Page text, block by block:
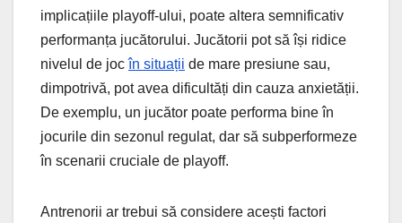
implicațiile playoff-ului, poate altera semnificativ
performanța jucătorului. Jucătorii pot să își ridice
nivelul de jocîn situații de mare presiune sau,
dimpotrivă, pot avea dificultăți din cauza anxietății.
De exemplu, un jucător poate performa bine în
jocurile din sezonul regulat, dar să subperformeze
în scenarii cruciale de playoff.
Antrenorii ar trebui să considere acești factori